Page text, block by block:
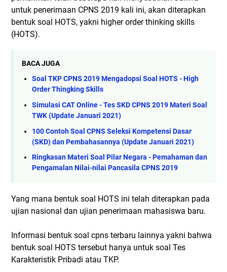
untuk penerimaan CPNS 2019 kali ini, akan diterapkan
bentuk soal HOTS, yakni higher order thinking skills
(HOTS).
BACA JUGA
Soal TKP CPNS 2019 Mengadopsi Soal HOTS - High
Order Thingking Skills
Simulasi CAT Online - Tes SKD CPNS 2019 Materi Soal
TWK (Update Januari 2021)
100 Contoh Soal CPNS Seleksi Kompetensi Dasar
(SKD) dan Pembahasannya (Update Januari 2021)
Ringkasan Materi Soal Pilar Negara - Pemahaman dan
Pengamalan Nilai-nilai Pancasila CPNS 2019
Yang mana bentuk soal HOTS ini telah diterapkan pada
ujian nasional dan ujian penerimaan mahasiswa baru.
Informasi bentuk soal cpns terbaru lainnya yakni bahwa
bentuk soal HOTS tersebut hanya untuk soal Tes
Karakteristik Pribadi atau TKP.